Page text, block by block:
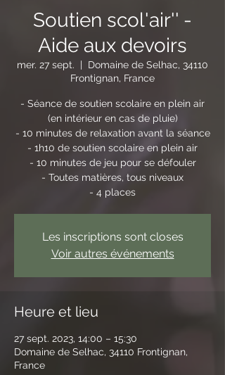
Soutien scol'air'' -
Aide aux devoirs
mer. 27 sept.
  |
Domaine de Selhac, 34110
Frontignan, France
- Séance de soutien scolaire en plein air
(en intérieur en cas de pluie)
- 10 minutes de relaxation avant la séance
- 1h10 de soutien scolaire en plein air
- 10 minutes de jeu pour se défouler
- Toutes matières, tous niveaux
- 4 places
Les inscriptions sont closes
Voir autres événements
Heure et lieu
27 sept. 2023, 14:00 – 15:30
Domaine de Selhac, 34110 Frontignan,
France